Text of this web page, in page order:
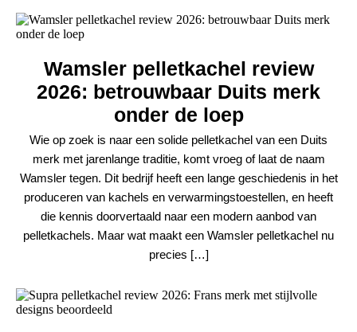
Wamsler pelletkachel review
2026: betrouwbaar Duits merk
onder de loep
Wie op zoek is naar een solide pelletkachel van een Duits
merk met jarenlange traditie, komt vroeg of laat de naam
Wamsler tegen. Dit bedrijf heeft een lange geschiedenis in het
produceren van kachels en verwarmingstoestellen, en heeft
die kennis doorvertaald naar een modern aanbod van
pelletkachels. Maar wat maakt een Wamsler pelletkachel nu
precies […]